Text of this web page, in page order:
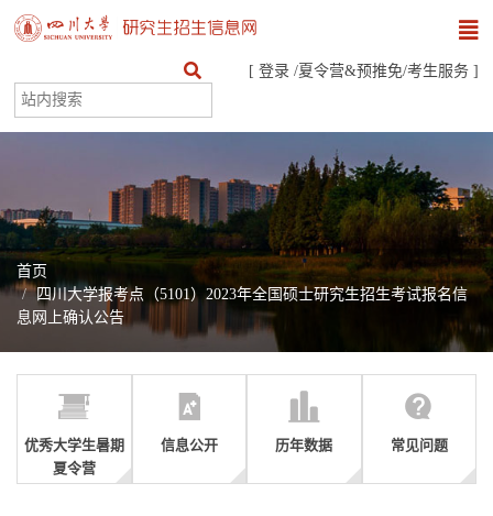
[ 登录 /夏令营&预推免/考生服务 ]
首页
四川大学报考点（5101）2023年全国硕士研究生招生考试报名信
息网上确认公告
优秀大学生暑期
夏令营
信息公开 历年数据 常见问题